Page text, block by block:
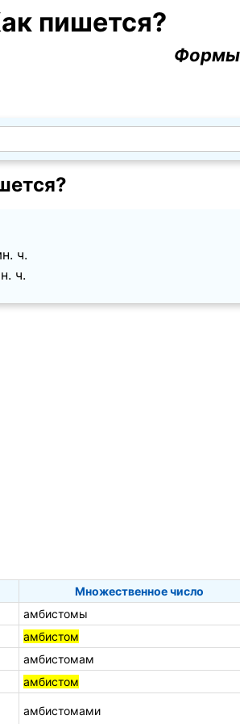
пишется?
Формы
ч.
ч.
Множественное число
амбистомы
амбистом
амбистомам
амбистом
амбистомами